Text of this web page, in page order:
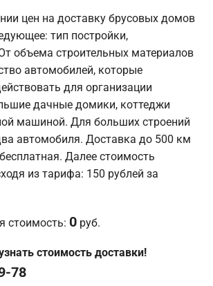
цен на доставку брусовых домов
тип постройки,
объема строительных материалов
автомобилей, которые
для организации
дачные домики, коттеджи
машиной. Для больших строений
автомобиля. Доставка до 500 км
Далее стоимость
из тарифа: 150 рублей за
стоимость: 0 руб.
стоимость доставки!
78